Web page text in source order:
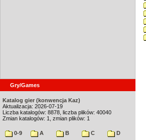
Gry/Games
Katalog gier (konwencja Kaz)
Aktualizacja: 2026-07-19
Liczba katalogów: 8878, liczba plików: 40040
Zmian katalogów: 1, zmian plików: 1
0-9 A B C
D